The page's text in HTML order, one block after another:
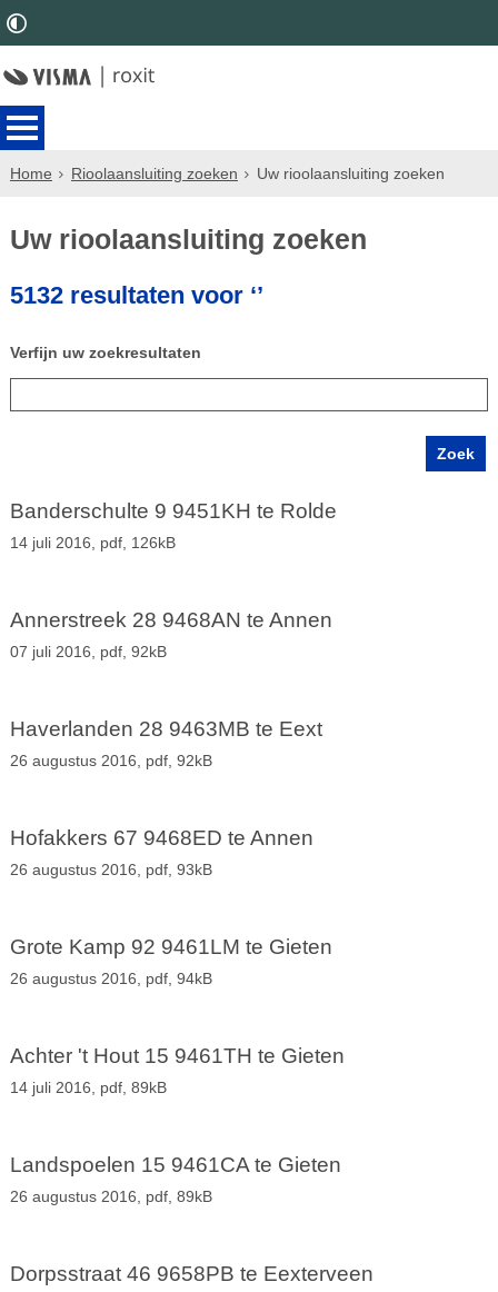
Home Rioolaansluiting zoeken Uw rioolaansluiting zoeken
Uw rioolaansluiting zoeken
5132 resultaten voor ‘’
Verfijn uw zoekresultaten
Banderschulte 9 9451KH te Rolde
14 juli 2016, pdf, 126kB
Annerstreek 28 9468AN te Annen
07 juli 2016, pdf, 92kB
Haverlanden 28 9463MB te Eext
26 augustus 2016, pdf, 92kB
Hofakkers 67 9468ED te Annen
26 augustus 2016, pdf, 93kB
Grote Kamp 92 9461LM te Gieten
26 augustus 2016, pdf, 94kB
Achter 't Hout 15 9461TH te Gieten
14 juli 2016, pdf, 89kB
Landspoelen 15 9461CA te Gieten
26 augustus 2016, pdf, 89kB
Dorpsstraat 46 9658PB te Eexterveen